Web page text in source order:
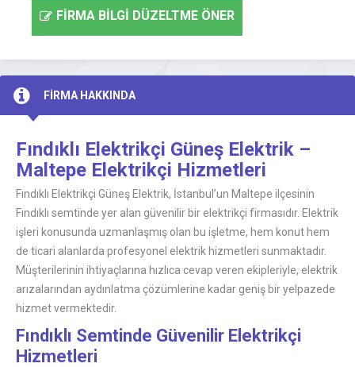
FİRMA BİLGİ DÜZELTME ÖNER
FİRMA HAKKINDA
Fındıklı Elektrikçi Güneş Elektrik –
Maltepe Elektrikçi Hizmetleri
Fındıklı Elektrikçi Güneş Elektrik, İstanbul’un Maltepe ilçesinin
Fındıklı semtinde yer alan güvenilir bir elektrikçi firmasıdır. Elektrik
işleri konusunda uzmanlaşmış olan bu işletme, hem konut hem
de ticari alanlarda profesyonel elektrik hizmetleri sunmaktadır.
Müşterilerinin ihtiyaçlarına hızlıca cevap veren ekipleriyle, elektrik
arızalarından aydınlatma çözümlerine kadar geniş bir yelpazede
hizmet vermektedir.
Fındıklı Semtinde Güvenilir Elektrikçi
Hizmetleri